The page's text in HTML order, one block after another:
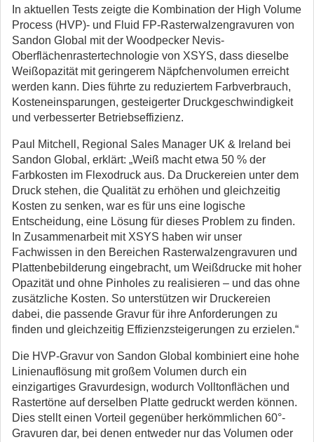
In aktuellen Tests zeigte die Kombination der High Volume
Process (HVP)- und Fluid FP-Rasterwalzengravuren von
Sandon Global mit der Woodpecker Nevis-
Oberflächenrastertechnologie von XSYS, dass dieselbe
Weißopazität mit geringerem Näpfchenvolumen erreicht
werden kann. Dies führte zu reduziertem Farbverbrauch,
Kosteneinsparungen, gesteigerter Druckgeschwindigkeit
und verbesserter Betriebseffizienz.
Paul Mitchell, Regional Sales Manager UK & Ireland bei
Sandon Global, erklärt: „Weiß macht etwa 50 % der
Farbkosten im Flexodruck aus. Da Druckereien unter dem
Druck stehen, die Qualität zu erhöhen und gleichzeitig
Kosten zu senken, war es für uns eine logische
Entscheidung, eine Lösung für dieses Problem zu finden.
In Zusammenarbeit mit XSYS haben wir unser
Fachwissen in den Bereichen Rasterwalzengravuren und
Plattenbebilderung eingebracht, um Weißdrucke mit hoher
Opazität und ohne Pinholes zu realisieren – und das ohne
zusätzliche Kosten. So unterstützen wir Druckereien
dabei, die passende Gravur für ihre Anforderungen zu
finden und gleichzeitig Effizienzsteigerungen zu erzielen.“
Die HVP-Gravur von Sandon Global kombiniert eine hohe
Linienauflösung mit großem Volumen durch ein
einzigartiges Gravurdesign, wodurch Volltonflächen und
Rastertöne auf derselben Platte gedruckt werden können.
Dies stellt einen Vorteil gegenüber herkömmlichen 60°-
Gravuren dar, bei denen entweder nur das Volumen oder